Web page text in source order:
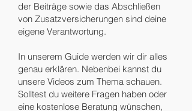
der Beiträge sowie das Abschließen
von Zusatzversicherungen sind deine
eigene Verantwortung.
In unserem Guide werden wir dir alles
genau erklären. Nebenbei kannst du
unsere Videos zum Thema schauen.
Solltest du weitere Fragen haben oder
eine kostenlose Beratung wünschen,